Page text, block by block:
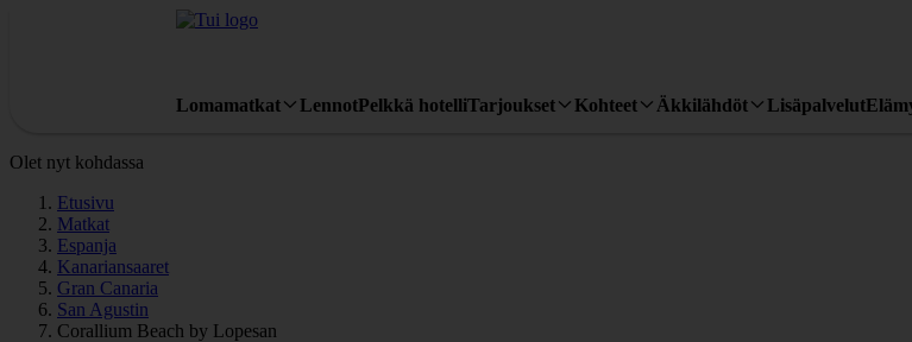
Lomamatkat LennotPelkkä hotelliTarjoukset Kohteet Äkkilähdöt Lisäpalvelut
Olet nyt kohdassa
Etusivu
Matkat
Espanja
Kanariansaaret
Gran Canaria
San Agustin
Corallium Beach by Lopesan